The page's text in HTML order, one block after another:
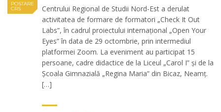
POSTARE
CRS
Centrului Regional de Studii Nord-Est a derulat
activitatea de formare de formatori „Check It Out
Labs”, în cadrul proiectului internațional „Open Your
Eyes” în data de 29 octombrie, prin intermediul
platformei Zoom. La eveniment au participat 15
persoane, cadre didactice de la Liceul „Carol I” și de la
Școala Gimnazială „Regina Maria” din Bicaz, Neamț.
[…]